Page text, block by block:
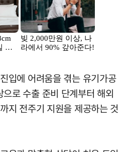
입에 어려움을 겪는 유기가공
로 수출 준비 단계부터 해외
지 전주기 지원을 제공하는 것